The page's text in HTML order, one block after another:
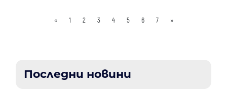
« 1 2 3 4 5 6 7 »
Последни новини